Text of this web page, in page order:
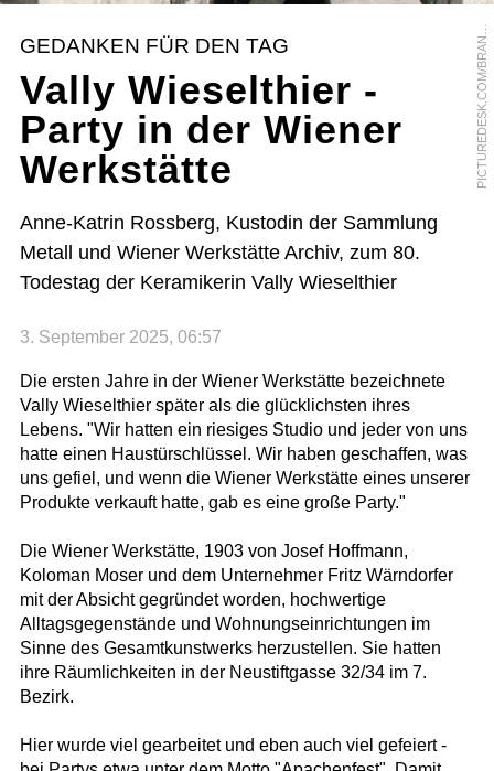
P
N
S
GEDANKEN FÜR DEN TAG
Vally Wieselthier -
Party in der Wiener
Werkstätte
Anne-Katrin Rossberg, Kustodin der Sammlung
Metall und Wiener Werkstätte Archiv, zum 80.
Todestag der Keramikerin Vally Wieselthier
3. September 2025, 06:57
Die ersten Jahre in der Wiener Werkstätte bezeichnete
Vally Wieselthier später als die glücklichsten ihres
Lebens. "Wir hatten ein riesiges Studio und jeder von uns
hatte einen Haustürschlüssel. Wir haben geschaffen, was
uns gefiel, und wenn die Wiener Werkstätte eines unserer
Produkte verkauft hatte, gab es eine große Party."
Die Wiener Werkstätte, 1903 von Josef Hoffmann,
Koloman Moser und dem Unternehmer Fritz Wärndorfer
mit der Absicht gegründet worden, hochwertige
Alltagsgegenstände und Wohnungseinrichtungen im
Sinne des Gesamtkunstwerks herzustellen. Sie hatten
ihre Räumlichkeiten in der Neustiftgasse 32/34 im 7.
Bezirk.
Hier wurde viel gearbeitet und eben auch viel gefeiert -